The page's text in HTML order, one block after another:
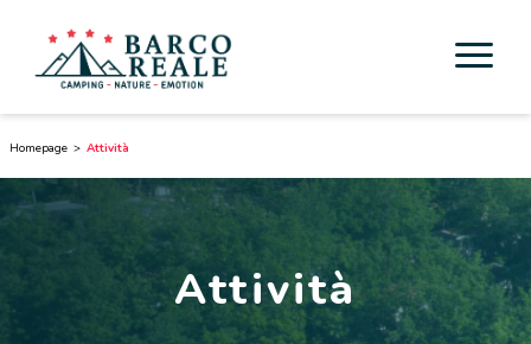
Servizi
Attività
Esperienze
Homepage Attività
Attività